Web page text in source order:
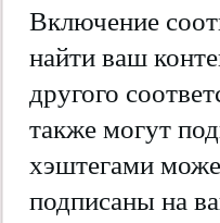
Включение
найти ваш
другого
также могут
хэштегами
подписаны на